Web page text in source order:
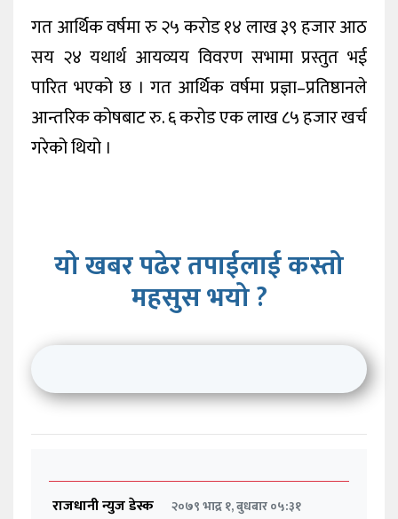
गत आर्थिक वर्षमा रु २५ करोड १४ लाख ३९ हजार आठ
सय २४ यथार्थ आयव्यय विवरण सभामा प्रस्तुत भई
पारित भएको छ । गत आर्थिक वर्षमा प्रज्ञा–प्रतिष्ठानले
आन्तरिक कोषबाट रु. ६ करोड एक लाख ८५ हजार खर्च
गरेको थियो ।
यो खबर पढेर तपाईलाई कस्तो
महसुस भयो ?
राजधानी न्युज डेस्क २०७९ भाद्र १, बुधबार ०५:३१